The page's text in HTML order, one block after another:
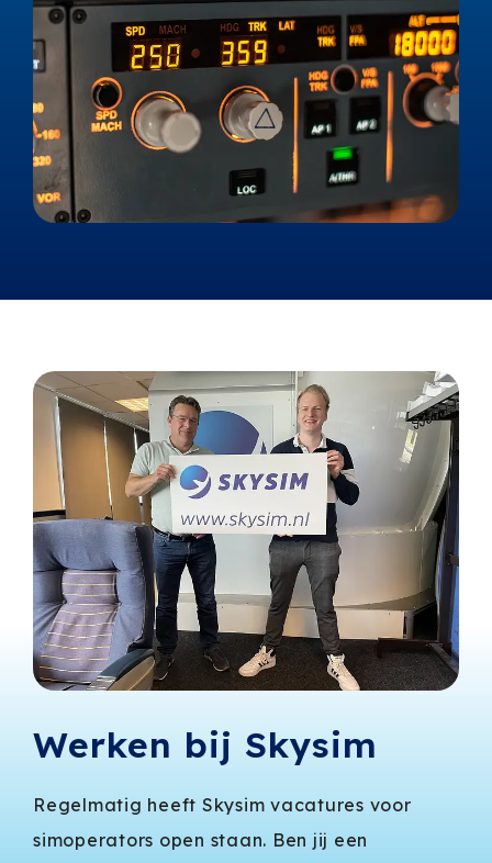
Werken bij Skysim
Regelmatig heeft Skysim vacatures voor
simoperators open staan. Ben jij een